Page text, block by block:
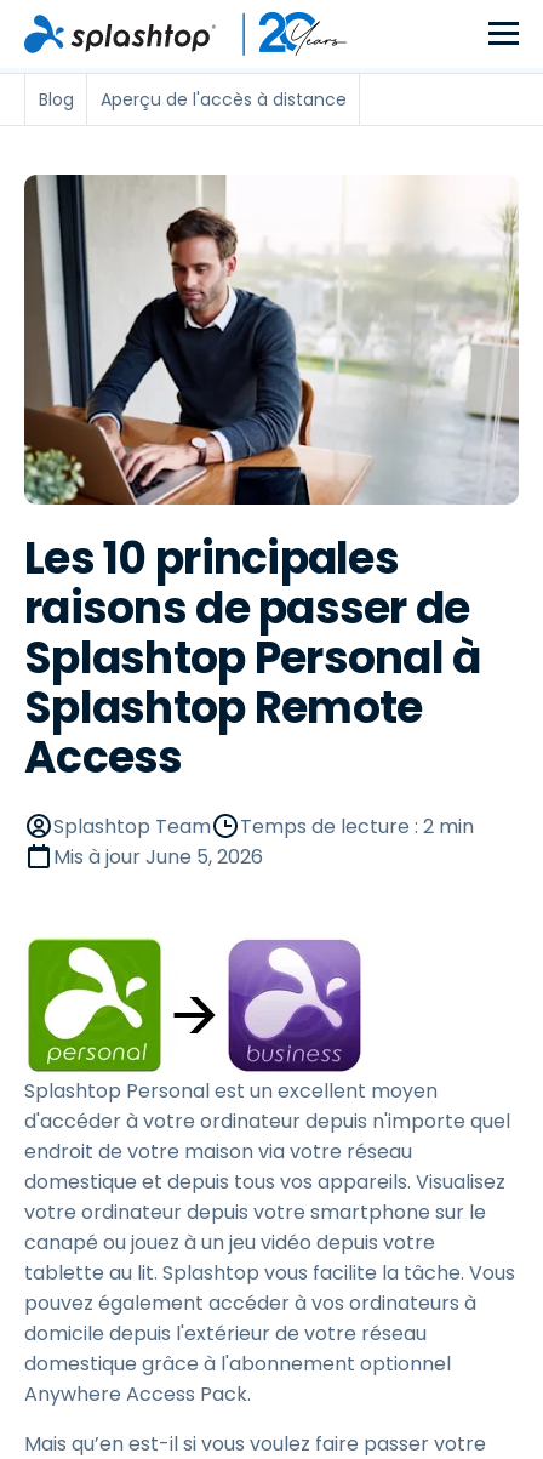
Blog Aperçu de l'accès à distance
Les 10 principales
raisons de passer de
Splashtop Personal à
Splashtop Remote
Access
Splashtop Team
Temps de lecture : 2 min
Mis à jourJune 5, 2026
Splashtop Personal est un excellent moyen
d'accéder à votre ordinateur depuis n'importe quel
endroit de votre maison via votre réseau
domestique et depuis tous vos appareils. Visualisez
votre ordinateur depuis votre smartphone sur le
canapé ou jouez à un jeu vidéo depuis votre
tablette au lit. Splashtop vous facilite la tâche. Vous
pouvez également accéder à vos ordinateurs à
domicile depuis l'extérieur de votre réseau
domestique grâce à l'abonnement optionnel
Anywhere Access Pack.
Mais qu’en est-il si vous voulez faire passer votre